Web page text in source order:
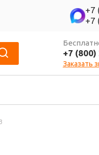
+7
+7
+7 (800)
Заказать